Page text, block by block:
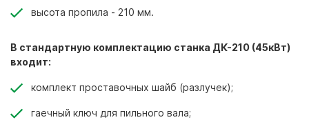
высота пропила - 210 мм.
В стандартную комплектацию станка ДК-210 (45кВт)
входит:
комплект проставочных шайб (разлучек);
гаечный ключ для пильного вала;